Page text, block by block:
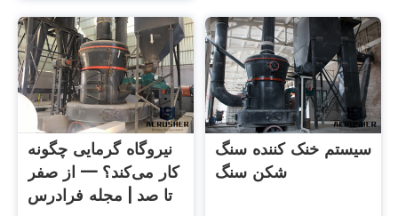
نیروگاه گرمایی چگونه
کار می‌کند؟ — از صفر
تا صد | مجله فرادرس
سیستم خنک کننده سنگ
شکن سنگ